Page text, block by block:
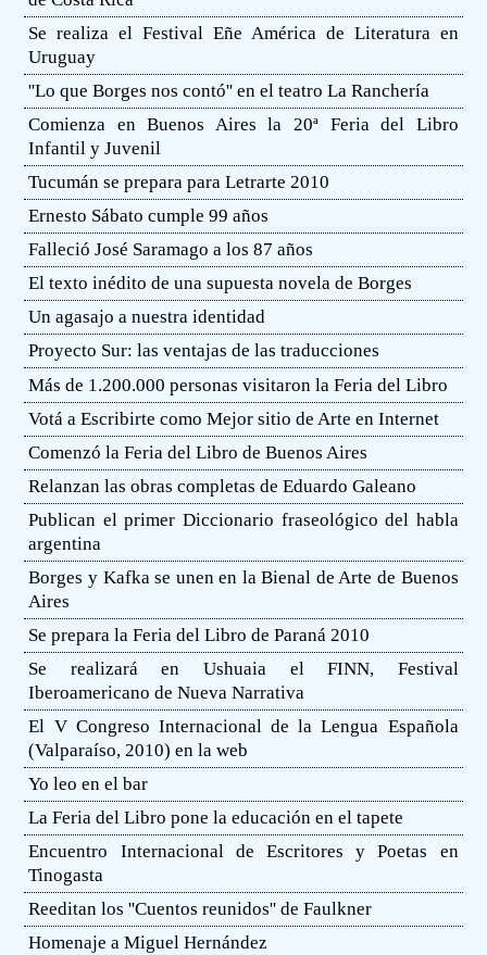
Se realiza el Festival Eñe América de Literatura en
Uruguay
''Lo que Borges nos contó'' en el teatro La Ranchería
Comienza en Buenos Aires la 20ª Feria del Libro
Infantil y Juvenil
Tucumán se prepara para Letrarte 2010
Ernesto Sábato cumple 99 años
Falleció José Saramago a los 87 años
El texto inédito de una supuesta novela de Borges
Un agasajo a nuestra identidad
Proyecto Sur: las ventajas de las traducciones
Más de 1.200.000 personas visitaron la Feria del Libro
Votá a Escribirte como Mejor sitio de Arte en Internet
Comenzó la Feria del Libro de Buenos Aires
Relanzan las obras completas de Eduardo Galeano
Publican el primer Diccionario fraseológico del habla
argentina
Borges y Kafka se unen en la Bienal de Arte de Buenos
Aires
Se prepara la Feria del Libro de Paraná 2010
Se realizará en Ushuaia el FINN, Festival
Iberoamericano de Nueva Narrativa
El V Congreso Internacional de la Lengua Española
(Valparaíso, 2010) en la web
Yo leo en el bar
La Feria del Libro pone la educación en el tapete
Encuentro Internacional de Escritores y Poetas en
Tinogasta
Reeditan los ''Cuentos reunidos'' de Faulkner
Homenaje a Miguel Hernández